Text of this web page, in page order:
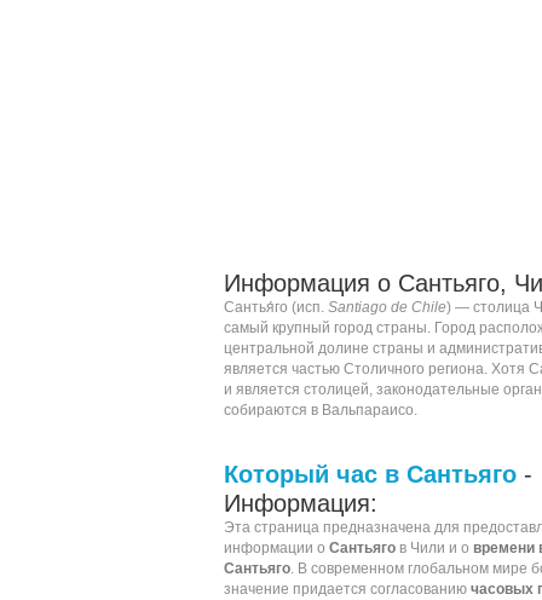
Информация о Сантьяго,
Сантья́го (исп. Santiago de Chile) — столица
самый крупный город страны. Город
центральной долине страны и
является частью Столичного региона. Хотя
и является столицей, законодательные
собираются в Вальпараисо.
Который час в Сантьяго -
Информация:
Эта страница предназначена для
информации о Сантьяго в Чили и о времени
Сантьяго. В современном глобальном мире
значение придается согласованию часовых